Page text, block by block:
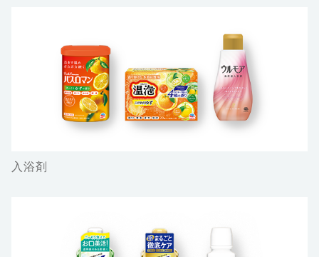
入浴剤